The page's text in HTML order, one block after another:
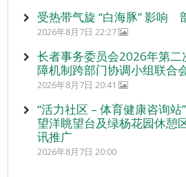
受热带气旋 “白海豚” 影响
2026年8月7日 22:27
长者事务委员会2026年第二
障机制跨部门协调小组联合
2026年8月7日 20:41
“活力社区 – 体育健康咨询
望洋眺望台及绿杨花园休憩
讯推广
2026年8月7日 20:00